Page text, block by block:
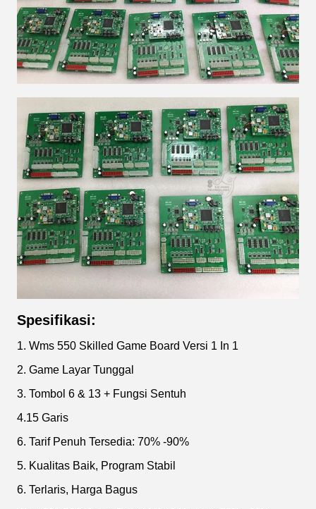
Spesifikasi:
1. Wms 550 Skilled Game Board Versi 1 In 1
2. Game Layar Tunggal
3. Tombol 6 & 13 + Fungsi Sentuh
4.15 Garis
6. Tarif Penuh Tersedia: 70% -90%
5. Kualitas Baik, Program Stabil
6. Terlaris, Harga Bagus